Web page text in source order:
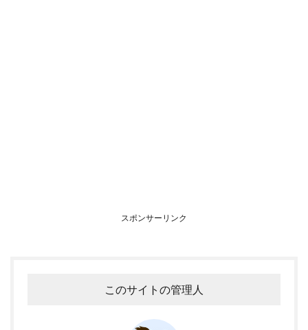
スポンサーリンク
このサイトの管理人